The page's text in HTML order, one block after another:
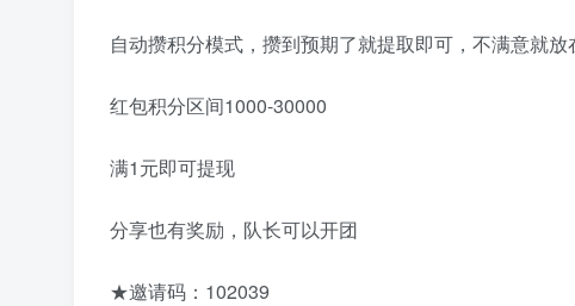
自动攒积分模式，攒到预期了就提取即可，不满意就
红包积分区间1000-30000
满1元即可提现
分享也有奖励，队长可以开团
★邀请码：102039